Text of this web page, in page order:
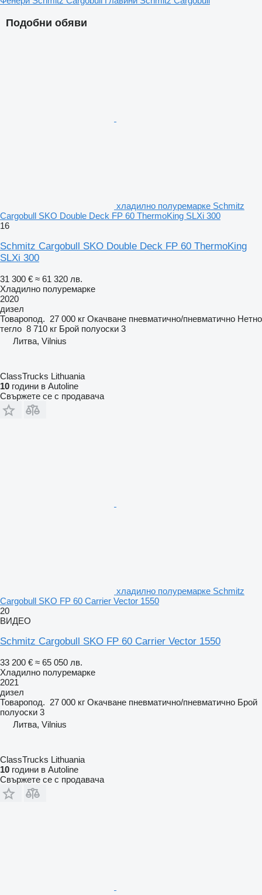
Подобни обяви
хладилно полуремарке Schmitz
Cargobull SKO Double Deck FP 60 ThermoKing SLXi 300
16
Schmitz Cargobull SKO Double Deck FP 60 ThermoKing
SLXi 300
31 300 € ≈ 61 320 лв.
Хладилно полуремарке
2020
дизел
Товаропод. 27 000 кг Окачване пневматично/пневматично Нетно
тегло 8 710 кг Брой полуоски 3
Литва, Vilnius
ClassTrucks Lithuania
10 години в Autoline
Свържете се с продавача
хладилно полуремарке Schmitz
Cargobull SKO FP 60 Carrier Vector 1550
20
ВИДЕО
Schmitz Cargobull SKO FP 60 Carrier Vector 1550
33 200 € ≈ 65 050 лв.
Хладилно полуремарке
2021
дизел
Товаропод. 27 000 кг Окачване пневматично/пневматично Брой
полуоски 3
Литва, Vilnius
ClassTrucks Lithuania
10 години в Autoline
Свържете се с продавача